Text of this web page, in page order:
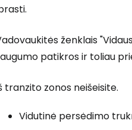
ženklais
patikros ir toliau
tranzito zonos neišeisite.
Vidutinė persėdimo